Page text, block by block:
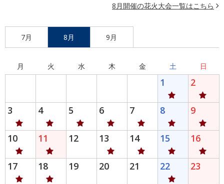
8月開催の花火大会一覧はこちら
7月 8月 9月
月 火 水 木 金 土 日
1 2
3 4 5 6 7 8 9
10 11 12 13 14 15 16
17 18 19 20 21 22 23